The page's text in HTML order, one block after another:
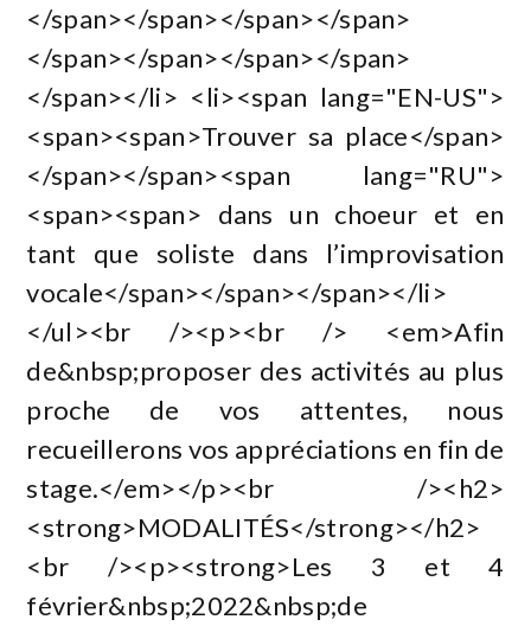
</span></span></span></span>
</span></span></span></span>
</span></li> <li><span lang="EN-US">
<span><span>Trouver sa place</span>
</span></span><span lang="RU">
<span><span> dans un choeur et en
tant que soliste dans l’improvisation
vocale</span></span></span></li>
</ul><br /><p><br /> <em>Afin
de&nbsp;proposer des activités au plus
proche de vos attentes, nous
recueillerons vos appréciations en fin de
stage.</em></p><br /><h2>
<strong>MODALITÉS</strong></h2>
<br /><p><strong>Les 3 et 4
février&nbsp;2022&nbsp;de